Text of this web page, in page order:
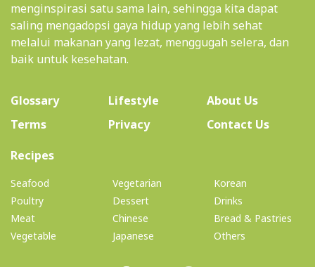
menginspirasi satu sama lain, sehingga kita dapat
saling mengadopsi gaya hidup yang lebih sehat
melalui makanan yang lezat, menggugah selera, dan
baik untuk kesehatan.
Glossary Lifestyle About Us(current)
Terms
Privacy
Contact Us
Recipes(current)
Seafood
Poultry
Meat
Vegetable
Vegetarian
Dessert
Chinese
Japanese
Korean
Drinks
Bread & Pastries
Others